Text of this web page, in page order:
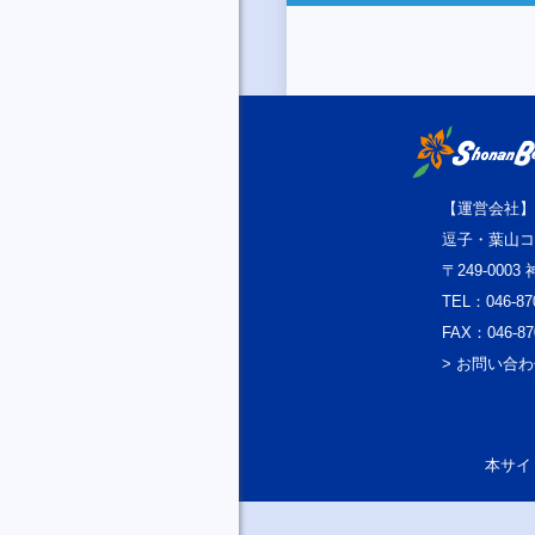
【運営会社】
逗子・葉山
〒249-0003
TEL：046-
FAX：046-
> お問い合
本サイ